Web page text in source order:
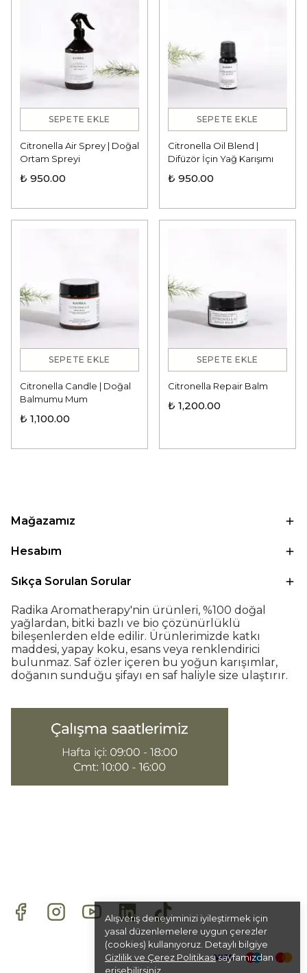
Alışveriş deneyiminizi iyileştirmek için
yasal düzenlemelere uygun çerezler
(cookies) kullanıyoruz. Detaylı bilgiye
Gizlilik ve Çerez Politikasısayfamızdan
erişebilirsiniz.
SEPETE EKLE
Citronella Air Sprey | Doğal
Ortam Spreyi
₺ 950.00
SEPETE EKLE
Citronella Oil Blend |
Difüzör İçin Yağ Karışımı
₺ 950.00
SEPETE EKLE
Citronella Candle | Doğal
Balmumu Mum
₺ 1,100.00
SEPETE EKLE
Citronella Repair Balm
₺ 1,200.00
Mağazamız
Hesabım
Sıkça Sorulan Sorular
Radika Aromatherapy'nin ürünleri, %100 doğal
yağlardan, bitki bazlı ve bio çözünürlüklü
bileşenlerden elde edilir. Ürünlerimizde katkı
maddesi, yapay koku, esans veya renklendirici
bulunmaz. Saf özler içeren bu yoğun karışımlar,
doğanın sunduğu şifayı en saf haliyle size ulaştırır.